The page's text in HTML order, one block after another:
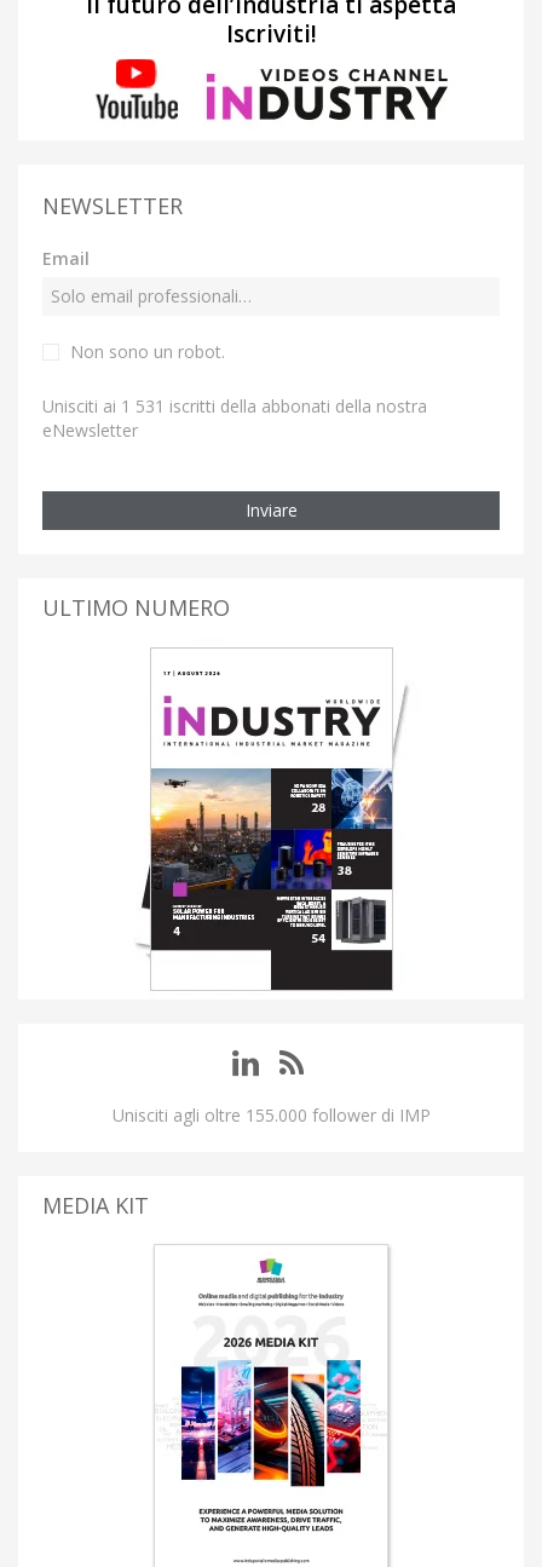
Iscriviti!
NEWSLETTER
Email
Non sono un robot.
Unisciti ai 1 531 iscritti della abbonati della nostra
eNewsletter
Inviare
ULTIMO NUMERO
Unisciti agli oltre 155.000 follower di IMP
MEDIA KIT